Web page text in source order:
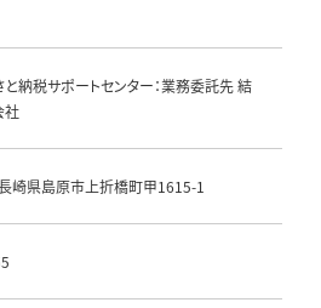
納税サポートセンター：業務委託先 結
社
崎県島原市上折橋町甲1615-1